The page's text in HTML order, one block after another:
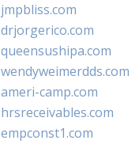
jmpbliss.com
drjorgerico.com
queensushipa.com
wendyweimerdds.com
ameri-camp.com
hrsreceivables.com
empconst1.com